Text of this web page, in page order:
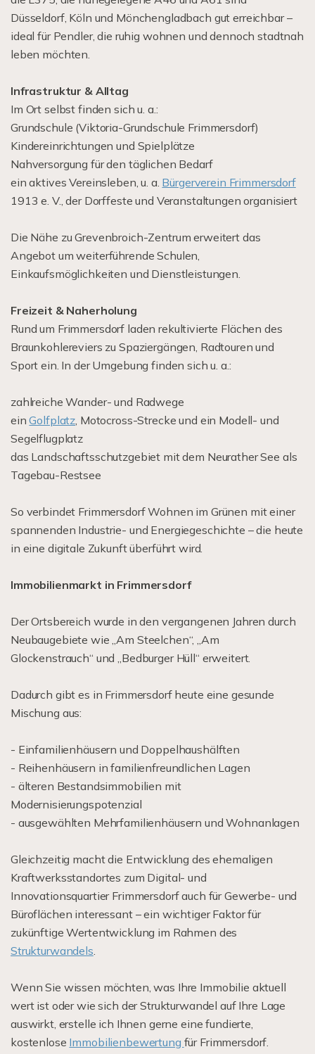
Düsseldorf, Köln und Mönchengladbach gut erreichbar –
ideal für Pendler, die ruhig wohnen und dennoch stadtnah
leben möchten.
Infrastruktur & Alltag
Im Ort selbst finden sich u. a.:
Grundschule (Viktoria-Grundschule Frimmersdorf)
Kindereinrichtungen und Spielplätze
Nahversorgung für den täglichen Bedarf
ein aktives Vereinsleben, u. a. Bürgerverein Frimmersdorf
1913 e. V., der Dorffeste und Veranstaltungen organisiert
Die Nähe zu Grevenbroich-Zentrum erweitert das
Angebot um weiterführende Schulen,
Einkaufsmöglichkeiten und Dienstleistungen.
Freizeit & Naherholung
Rund um Frimmersdorf laden rekultivierte Flächen des
Braunkohlereviers zu Spaziergängen, Radtouren und
Sport ein. In der Umgebung finden sich u. a.:
zahlreiche Wander- und Radwege
einGolfplatz , Motocross-Strecke und ein Modell- und
Segelflugplatz
das Landschaftsschutzgebiet mit dem Neurather See als
Tagebau-Restsee
So verbindet Frimmersdorf Wohnen im Grünen mit einer
spannenden Industrie- und Energiegeschichte – die heute
in eine digitale Zukunft überführt wird.
Immobilienmarkt in Frimmersdorf
Der Ortsbereich wurde in den vergangenen Jahren durch
Neubaugebiete wie „Am Steelchen“, „Am
Glockenstrauch“ und „Bedburger Hüll“ erweitert.
Dadurch gibt es in Frimmersdorf heute eine gesunde
Mischung aus:
- Einfamilienhäusern und Doppelhaushälften
- Reihenhäusern in familienfreundlichen Lagen
- älteren Bestandsimmobilien mit
Modernisierungspotenzial
- ausgewählten Mehrfamilienhäusern und Wohnanlagen
Gleichzeitig macht die Entwicklung des ehemaligen
Kraftwerksstandortes zum Digital- und
Innovationsquartier Frimmersdorf auch für Gewerbe- und
Büroflächen interessant – ein wichtiger Faktor für
zukünftige Wertentwicklung im Rahmen des
Strukturwandels
Wenn Sie wissen möchten, was Ihre Immobilie aktuell
wert ist oder wie sich der Strukturwandel auf Ihre Lage
auswirkt, erstelle ich Ihnen gerne eine fundierte,
kostenlose Immobilienbewertung für Frimmersdorf.